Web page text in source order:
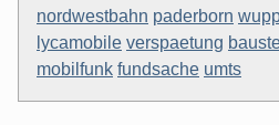
nordwestbahn paderborn
lycamobile verspaetung
mobilfunk fundsache umts